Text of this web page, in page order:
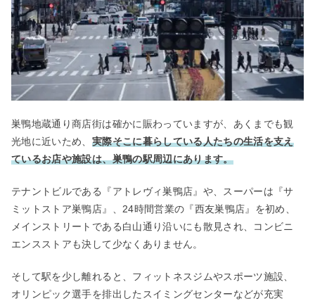
巣鴨地蔵通り商店街は確かに賑わっていますが、あくまでも観
光地に近いため、 実際そこに暮らしている人たちの生活を支え
ているお店や施設は、巣鴨の駅周辺にあります。
テナントビルである『アトレヴィ巣鴨店』や、スーパーは『サ
ミットストア巣鴨店』、24時間営業の『西友巣鴨店』を初め、
メインストリートである白山通り沿いにも散見され、コンビニ
エンスストアも決して少なくありません。
そして駅を少し離れると、フィットネスジムやスポーツ施設、
オリンピック選手を排出したスイミングセンターなどが充実